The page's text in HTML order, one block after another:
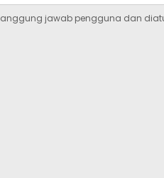
jawab pengguna dan